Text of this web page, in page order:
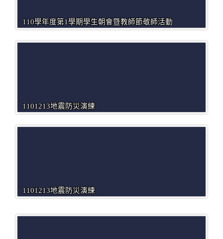
110學年度第1學期學生朝會暨教師節敬師活動
1101213地震防災演練
1101213地震防災演練